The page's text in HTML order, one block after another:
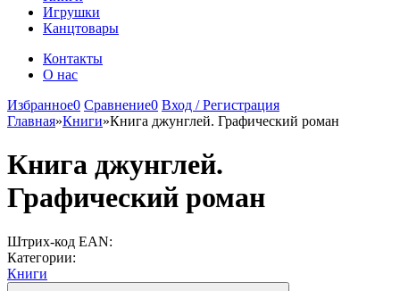
Игрушки
Канцтовары
Контакты
О нас
Избранное0 Сравнение0 Вход / Регистрация
Главная»Книги»Книга джунглей. Графический роман
Книга джунглей.
Графический роман
Штрих-код EAN:
Категории:
Книги